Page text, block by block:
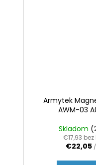
Armytek
AWM-03
Skladom
€17,93 bez
€22,05